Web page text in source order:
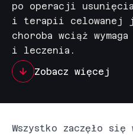
po operacji
i terapii celowanej
choroba wciąż
i leczenia.
Zobacz więcej
Wszystko zaczęło